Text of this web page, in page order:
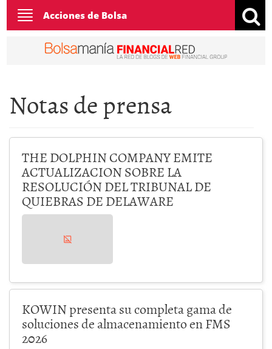
Toggle
navigation
Acciones de Bolsa
Notas de prensa
THE DOLPHIN COMPANY EMITE
ACTUALIZACION SOBRE LA
RESOLUCIÓN DEL TRIBUNAL DE
QUIEBRAS DE DELAWARE
KOWIN presenta su completa gama de
soluciones de almacenamiento en FMS
2026